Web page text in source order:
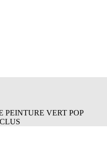
PEINTURE VERT POP